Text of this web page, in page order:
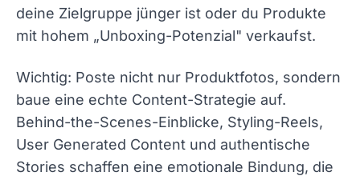
deine Zielgruppe jünger ist oder du Produkte
mit hohem „Unboxing-Potenzial" verkaufst.
Wichtig: Poste nicht nur Produktfotos, sondern
baue eine echte Content-Strategie auf.
Behind-the-Scenes-Einblicke, Styling-Reels,
User Generated Content und authentische
Stories schaffen eine emotionale Bindung, die